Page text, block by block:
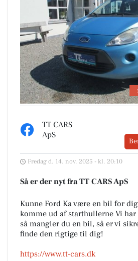
TT CARS
ApS
Fredag d. 14. nov. 2025 - kl. 20:10
Så er der nyt fra TT CARS ApS
Kunne Ford Ka være en bil for
komme ud af starthullerne Vi har
så mangler du en bil, så er vi
finde den rigtige til dig!
https://www.tt-cars.dk